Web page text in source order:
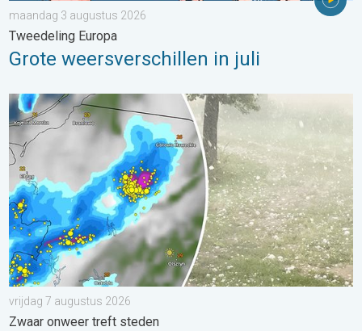
maandag 3 augustus 2026
Tweedeling Europa
Grote weersverschillen in juli
Hagel als tennisballen in Polen. Zwaar onweer treft steden. . .
vrijdag 7 augustus 2026
Zwaar onweer treft steden